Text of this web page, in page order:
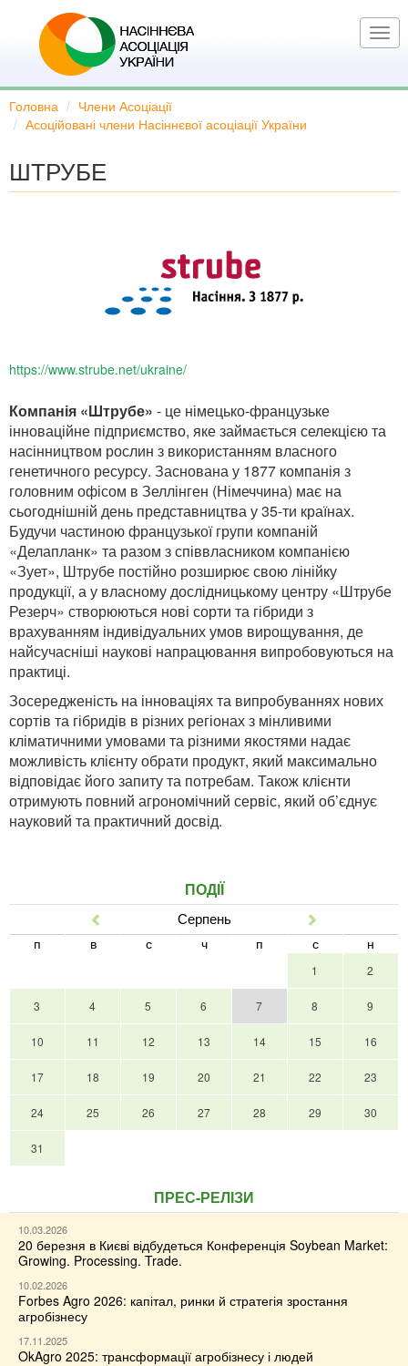
основного
Головна
Члени Асоціації
Асоційовані члени Насіннєвої асоціації України
ШТРУБЕ
https://www.strube.net/ukraine/
Компанія «Штрубе» - це німецько-французьке
інноваційне підприємство, яке займається селекцією та
насінництвом рослин з використанням власного
генетичного ресурсу. Заснована у 1877 компанія з
головним офісом в Зеллінген (Німеччина) має на
сьогоднішній день представництва у 35-ти країнах.
Будучи частиною французької групи компаній
«Делапланк» та разом з співвласником компанією
«Зует», Штрубе постійно розширює свою лінійку
продукції, а у власному дослідницькому центру «Штрубе
Резерч» створюються нові сорти та гібриди з
врахуванням індивідуальних умов вирощування, де
найсучасніші наукові напрацювання випробовуються на
практиці.
Зосередженість на інноваціях та випробуваннях нових
сортів та гібридів в різних регіонах з мінливими
кліматичними умовами та різними якостями надає
можливість клієнту обрати продукт, який максимально
відповідає його запиту та потребам. Також клієнти
отримують повний агрономічний сервіс, який об’єднує
науковий та практичний досвід.
ПОДІЇ
Серпень
п в с ч п с н
1 2
3 4 5 6 7 8 9
10 11 12 13 14 15 16
17 18 19 20 21 22 23
24 25 26 27 28 29 30
31
ПРЕС-РЕЛІЗИ
10.03.2026
20 березня в Києві відбудеться Конференція Soybean Market:
Growing. Processing. Trade.
10.02.2026
Forbes Agro 2026: капітал, ринки й стратегія зростання
агробізнесу
17.11.2025
OkAgro 2025: трансформації агробізнесу і людей